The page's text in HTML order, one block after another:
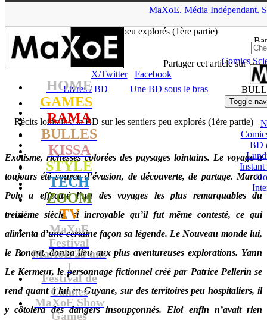
MaXoE. Média Indépendant.
HOME
GAMES
RAMA
BULLES
KISSA
STYLE
TECH
ZOOM
TV
MaXoE
Festival
MaXoE 25 ans
!
Festival de
Cannes
MaXoE Show
Games
Comics
Toggle
BD
Instant
BD sur les sentiers peu explorés (1ère partie)
Partager cet article sur
X/Twitter
Facebook
Livres / BD
Une BD sous le bras
Récits lointains, la BD sur les sentiers peu explorés (1ère partie)
Exotisme, richesses colorées des paysages lointains. Le voyage a
toujours été source d’évasion, de découverte, de partage. Marco
Polo a effectué l’un des voyages les plus remarquables du
treizième siècle, si incroyable qu’il fut même contesté, ce qui
alimenta d’une certaine façon sa légende. Le Nouveau monde lui,
le Ponant, donna lieu aux plus aventureuses explorations. Yann
Le Kermeur, le personnage fictionnel créé par Patrice Pellerin se
rend quant à lui en Guyane, sur des territoires peu hospitaliers, il
y côtoiera des dangers insoupçonnés. Eloi enfin n’avait rien